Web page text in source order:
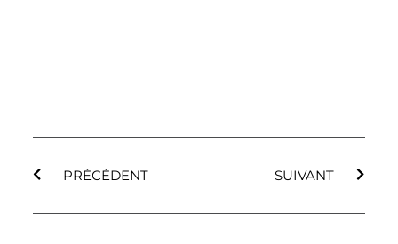
PRÉCÉDENT SUIVANT